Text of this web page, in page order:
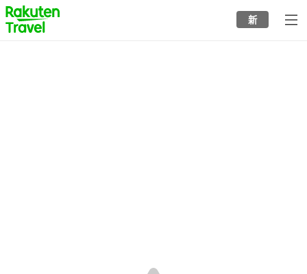
to
top
page
新